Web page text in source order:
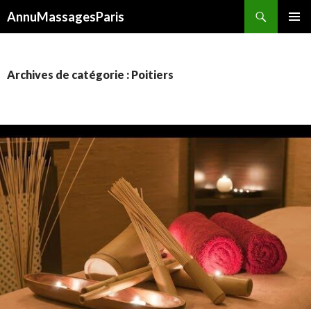
AnnuMassagesParis
Archives de catégorie : Poitiers